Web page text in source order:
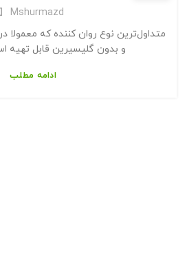
Mshurmazd
متداول‌ترین نوع روان کننده که معمولا
و بدون گلیسیرین قابل تهیه
ادامه مطلب